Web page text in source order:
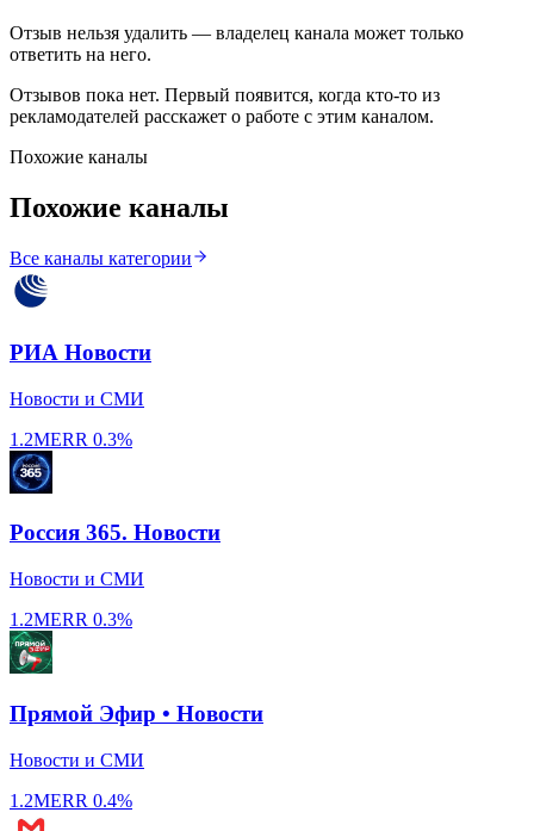
Отзыв нельзя удалить — владелец канала может только
ответить на него.
Отзывов пока нет. Первый появится, когда кто-то из
рекламодателей расскажет о работе с этим каналом.
Похожие каналы
Похожие каналы
Все каналы категории
РИА Новости
Новости и СМИ
1.2MERR 0.3%
Россия 365. Новости
Новости и СМИ
1.2MERR 0.3%
Прямой Эфир • Новости
Новости и СМИ
1.2MERR 0.4%